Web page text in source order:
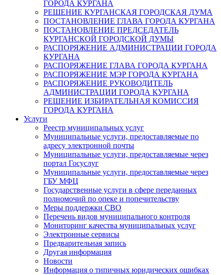
ГОРОДА КУРГАНА
РЕШЕНИЕ КУРГАНСКАЯ ГОРОДСКАЯ ДУМА
ПОСТАНОВЛЕНИЕ ГЛАВА ГОРОДА КУРГАНА
ПОСТАНОВЛЕНИЕ ПРЕДСЕДАТЕЛЬ
КУРГАНСКОЙ ГОРОДСКОЙ ДУМЫ
РАСПОРЯЖЕНИЕ АДМИНИСТРАЦИИ ГОРОДА
КУРГАНА
РАСПОРЯЖЕНИЕ ГЛАВА ГОРОДА КУРГАНА
РАСПОРЯЖЕНИЕ МЭР ГОРОДА КУРГАНА
РАСПОРЯЖЕНИЕ РУКОВОДИТЕЛЬ
АДМИНИСТРАЦИИ ГОРОДА КУРГАНА
РЕШЕНИЕ ИЗБИРАТЕЛЬНАЯ КОМИССИЯ
ГОРОДА КУРГАНА
Услуги
Реестр муниципальных услуг
Муниципальные услуги, предоставляемые по
адресу электронной почты
Муниципальные услуги, предоставляемые через
портал Госуслуг
Муниципальные услуги, предоставляемые через
ГБУ МФЦ
Государственные услуги в сфере переданных
полномочий по опеке и попечительству
Меры поддержки СВО
Перечень видов муниципального контроля
Мониторинг качества муниципальных услуг
Электронные сервисы
Предварительная запись
Другая информация
Новости
Информация о типичных юридических ошибках